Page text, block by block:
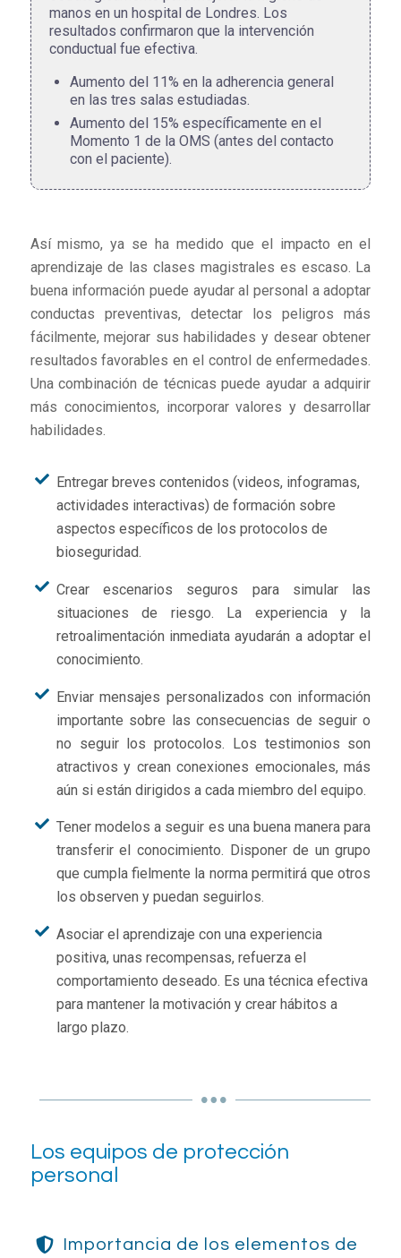
manos en un hospital de Londres. Los
resultados confirmaron que la intervención
conductual fue efectiva.
Aumento del 11% en la adherencia general
en las tres salas estudiadas.
Aumento del 15% específicamente en el
Momento 1 de la OMS (antes del contacto
con el paciente).
Así mismo, ya se ha medido que el impacto en el
aprendizaje de las clases magistrales es escaso. La
buena información puede ayudar al personal a adoptar
conductas preventivas, detectar los peligros más
fácilmente, mejorar sus habilidades y desear obtener
resultados favorables en el control de enfermedades.
Una combinación de técnicas puede ayudar a adquirir
más conocimientos, incorporar valores y desarrollar
habilidades.
Entregar breves contenidos (videos, infogramas,
actividades interactivas) de formación sobre
aspectos específicos de los protocolos de
bioseguridad.
Crear escenarios seguros para simular las
situaciones de riesgo. La experiencia y la
retroalimentación inmediata ayudarán a adoptar el
conocimiento.
Enviar mensajes personalizados con información
importante sobre las consecuencias de seguir o
no seguir los protocolos. Los testimonios son
atractivos y crean conexiones emocionales, más
aún si están dirigidos a cada miembro del equipo.
Tener modelos a seguir es una buena manera para
transferir el conocimiento. Disponer de un grupo
que cumpla fielmente la norma permitirá que otros
los observen y puedan seguirlos.
Asociar el aprendizaje con una experiencia
positiva, unas recompensas, refuerza el
comportamiento deseado. Es una técnica efectiva
para mantener la motivación y crear hábitos a
largo plazo.
Los equipos de protección
personal
Importancia de los elementos de